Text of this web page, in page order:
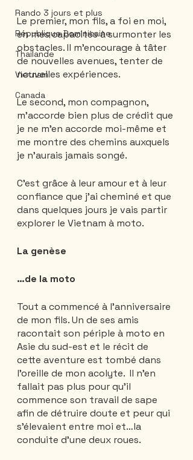
Rando 3 jours et plus
République Dominicaine
Thailande
Vietnam
Canada
Le premier, mon fils, a foi en moi,
en mes capacités à surmonter les
obstacles. Il m'encourage à tâter
de nouvelles avenues, tenter de
nouvelles expériences.
Le second, mon compagnon,
m'accorde bien plus de crédit que
je ne m'en accorde moi-même et
me montre des chemins auxquels
je n'aurais jamais songé.
C'est grâce à leur amour et à leur
confiance que j'ai cheminé et que
dans quelques jours je vais partir
explorer le Vietnam à moto.
La genèse
…de la moto
Tout a commencé à l'anniversaire
de mon fils. Un de ses amis
racontait son périple à moto en
Asie du sud-est et le récit de
cette aventure est tombé dans
l'oreille de mon acolyte.  Il n'en
fallait pas plus pour qu'il
commence son travail de sape
afin de détruire doute et peur qui
s'élevaient entre moi et…la
conduite d'une deux roues.